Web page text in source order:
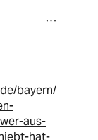
bayern/
aus-
hat-